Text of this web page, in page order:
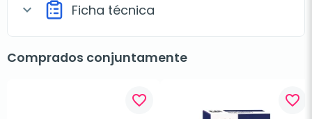
expand_more Ficha técnica
Comprados conjuntamente
favorite_border favorite_border